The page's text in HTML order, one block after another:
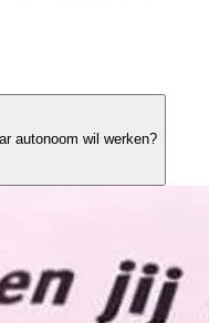
autonoom wil werken?